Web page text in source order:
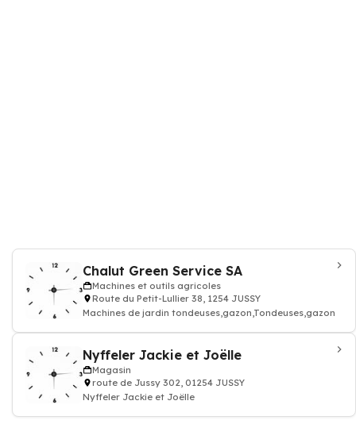
Chalut Green Service SA
Machines et outils agricoles
Route du Petit-Lullier 38, 1254 JUSSY
Machines de jardin tondeuses,gazon,Tondeuses,gazon
Nyffeler Jackie et Joëlle
Magasin
route de Jussy 302, 01254 JUSSY
Nyffeler Jackie et Joëlle